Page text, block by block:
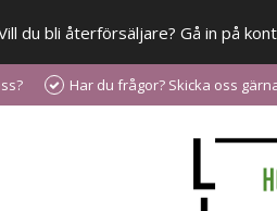
du bli återförsäljare? Gå in på
Har du frågor? Skicka oss